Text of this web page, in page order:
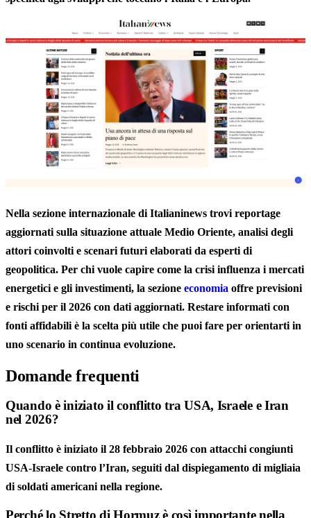
Nella sezione internazionale di Italianinews trovi reportage
aggiornati sulla situazione attuale Medio Oriente, analisi degli
attori coinvolti e scenari futuri elaborati da esperti di
geopolitica. Per chi vuole capire come la crisi influenza i mercati
energetici e gli investimenti, la sezione economia offre previsioni
e rischi per il 2026 con dati aggiornati. Restare informati con
fonti affidabili è la scelta più utile che puoi fare per orientarti in
uno scenario in continua evoluzione.
Domande frequenti
Quando è iniziato il conflitto tra USA, Israele e Iran
nel 2026?
Il conflitto è iniziato il 28 febbraio 2026 con attacchi congiunti
USA-Israele contro l’Iran, seguiti dal dispiegamento di migliaia
di soldati americani nella regione.